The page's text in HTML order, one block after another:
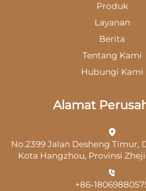
Produk
Layanan
Berita
Tentang Kami
Hubungi Kami
Alamat
No.2399 Jalan Desheng Timur,
Kota Hangzhou, Provinsi
+86-